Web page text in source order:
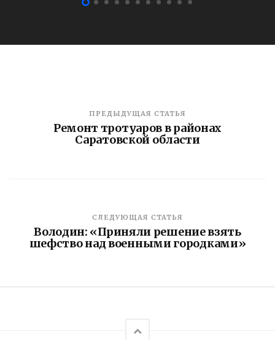
ПРЕДЫДУЩАЯ СТАТЬЯ
Ремонт тротуаров в районах
Саратовской области
СЛЕДУЮЩАЯ СТАТЬЯ
Володин: «Приняли решение взять
шефство над военными городками»